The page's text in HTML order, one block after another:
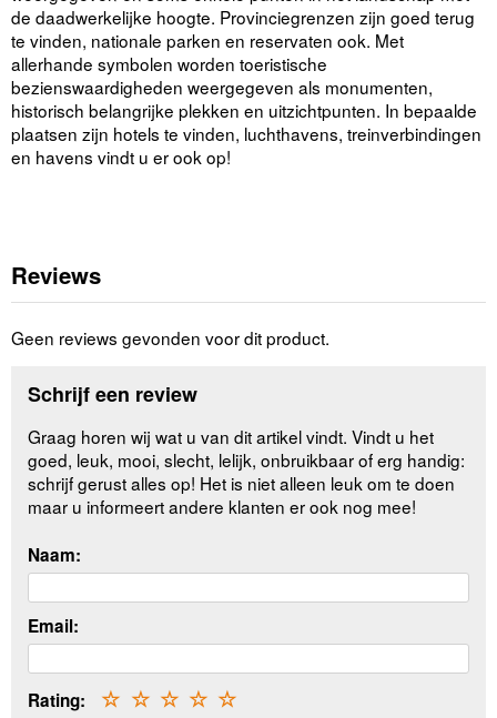
de daadwerkelijke hoogte. Provinciegrenzen zijn goed terug
te vinden, nationale parken en reservaten ook. Met
allerhande symbolen worden toeristische
bezienswaardigheden weergegeven als monumenten,
historisch belangrijke plekken en uitzichtpunten. In bepaalde
plaatsen zijn hotels te vinden, luchthavens, treinverbindingen
en havens vindt u er ook op!
Reviews
Geen reviews gevonden voor dit product.
Schrijf een review
Graag horen wij wat u van dit artikel vindt. Vindt u het
goed, leuk, mooi, slecht, lelijk, onbruikbaar of erg handig:
schrijf gerust alles op! Het is niet alleen leuk om te doen
maar u informeert andere klanten er ook nog mee!
Naam:
Email:
Rating: ☆
☆
☆
☆
☆